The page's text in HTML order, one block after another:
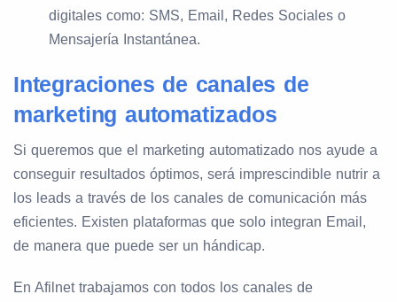
digitales como: SMS, Email, Redes Sociales o
Mensajería Instantánea.
Integraciones de canales de
marketing automatizados
Si queremos que el marketing automatizado nos ayude a
conseguir resultados óptimos, será imprescindible nutrir a
los leads a través de los canales de comunicación más
eficientes. Existen plataformas que solo integran Email,
de manera que puede ser un hándicap.
En Afilnet trabajamos con todos los canales de